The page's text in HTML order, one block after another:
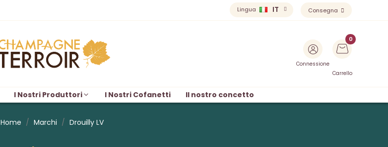
Lingua IT Consegna
Connessione
Carrello
I Nostri Produttori I Nostri Cofanetti Il nostro concetto
Home Marchi Drouilly LV